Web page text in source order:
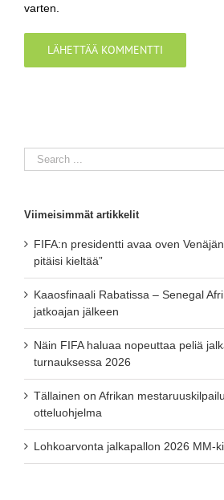
varten.
Search
for:
Viimeisimmät artikkelit
FIFA:n presidentti avaa oven
pitäisi kieltää”
Kaaosfinaali Rabatissa – Senegal
jatkoajan jälkeen
Näin FIFA haluaa nopeuttaa peliä
turnauksessa 2026
Tällainen on Afrikan
otteluohjelma
Lohkoarvonta jalkapallon 2026 MM-